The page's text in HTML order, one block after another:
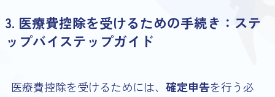
3. 医療費控除を受けるための手続き：ステ
ップバイステップガイド
医療費控除を受けるためには、 確定申告を行う必